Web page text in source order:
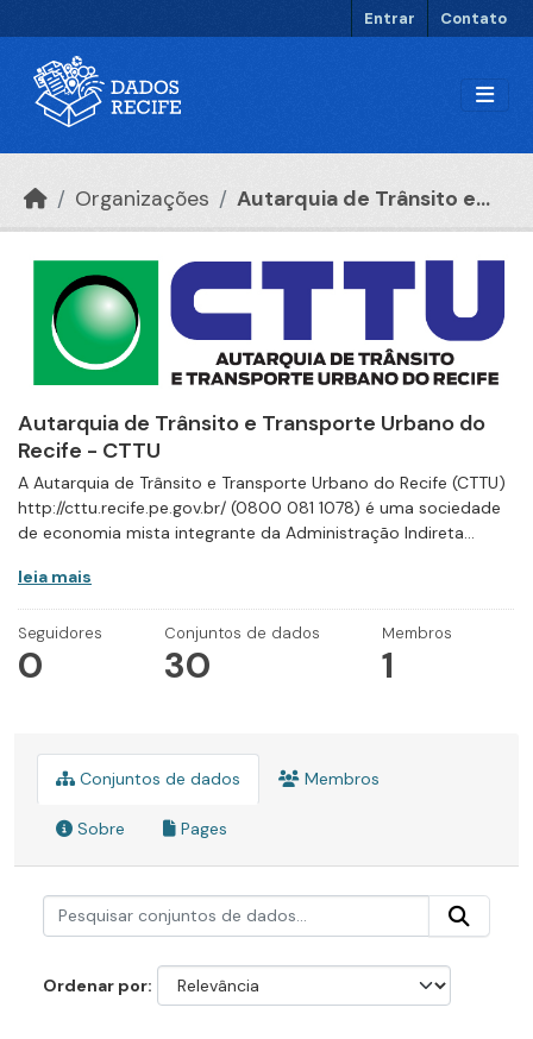
Entrar Contato
Organizações Autarquia de Trânsito e...
Autarquia de Trânsito e Transporte Urbano do
Recife - CTTU
A Autarquia de Trânsito e Transporte Urbano do Recife (CTTU)
http://cttu.recife.pe.gov.br/ (0800 081 1078) é uma sociedade
de economia mista integrante da Administração Indireta...
leia mais
Seguidores
0
Conjuntos de dados
30
Membros
1
Conjuntos de dados Membros
Sobre Pages
Ordenar por